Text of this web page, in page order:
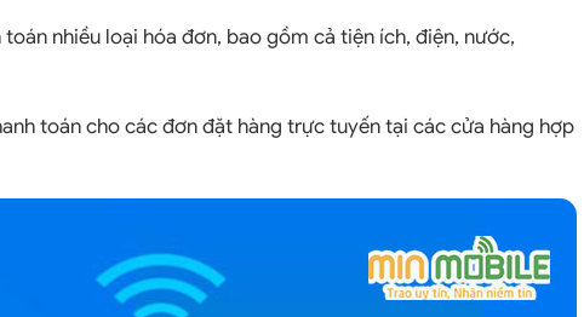
nhiều loại hóa đơn, bao gồm cả tiện ích, điện, nước,
toán cho các đơn đặt hàng trực tuyến tại các cửa hàng hợp